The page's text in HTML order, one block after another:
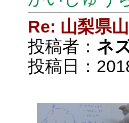
Re: 山梨県
投稿者： ネ
投稿日：